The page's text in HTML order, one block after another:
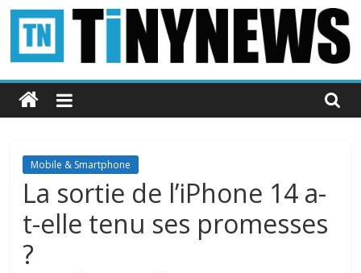
Passer
contenu
Tinynews
Le
belge
connecté
Mobile & Smartphone
La sortie de l’iPhone 14 a-
t-elle tenu ses promesses
?